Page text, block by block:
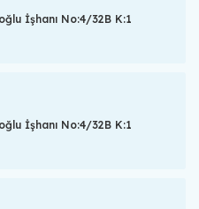
İşhanı No:4/32B K:1
İşhanı No:4/32B K:1